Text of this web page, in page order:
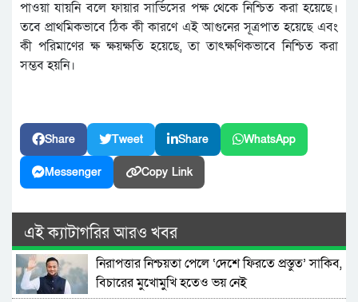
পাওয়া যায়নি বলে ফায়ার সার্ভিসের পক্ষ থেকে নিশ্চিত করা হয়েছে।
তবে প্রাথমিকভাবে ঠিক কী কারণে এই আগুনের সূত্রপাত হয়েছে এবং
কী পরিমাণের ক্ষ ক্ষয়ক্ষতি হয়েছে, তা তাৎক্ষণিকভাবে নিশ্চিত করা
সম্ভব হয়নি।
Share Tweet Share WhatsApp
Messenger Copy Link
এই ক্যাটাগরির আরও খবর
নিরাপত্তার নিশ্চয়তা পেলে ‘দেশে ফিরতে প্রস্তুত’ সাকিব,
বিচারের মুখোমুখি হতেও ভয় নেই